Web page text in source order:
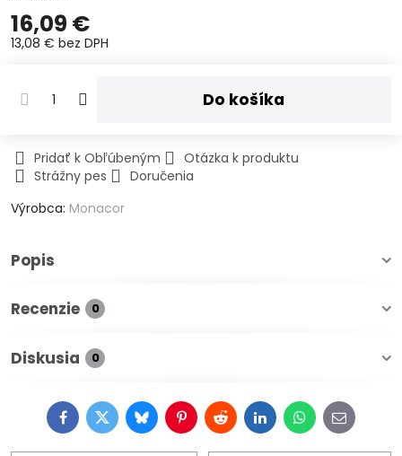
16,09 €
13,08 € bez DPH
Do košíka
Pridať k Obľúbeným
Otázka k produktu
Strážny pes
Doručenia
Výrobca: Monacor
Popis
Recenzie 0
Diskusia 0
FacebookTwitterBlueskyPinterestRedditLinkedInWhatsApp
E-
mail